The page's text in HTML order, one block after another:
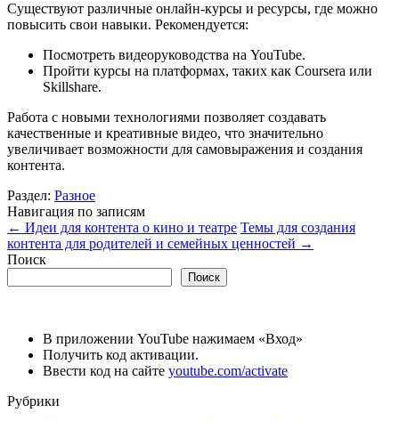
Существуют различные онлайн-курсы и ресурсы, где можно
повысить свои навыки. Рекомендуется:
Посмотреть видеоруководства на YouTube.
Пройти курсы на платформах, таких как Coursera или
Skillshare.
Работа с новыми технологиями позволяет создавать
качественные и креативные видео, что значительно
увеличивает возможности для самовыражения и создания
контента.
Раздел: Разное
Навигация по записям
← Идеи для контента о кино и театре Темы для создания
контента для родителей и семейных ценностей →
Поиск
Поиск
В приложении YouTube нажимаем «Вход»
Получить код активации.
Ввести код на сайте youtube.com/activate
Рубрики